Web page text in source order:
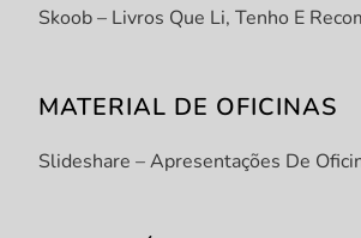
Skoob – Livros Que Li, Tenho E
MATERIAL DE OFICINAS
Slideshare – Apresentações De